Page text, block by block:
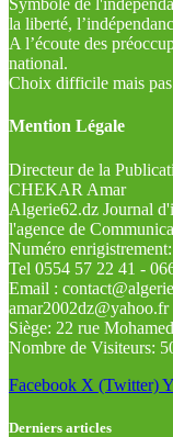
Symbole de
la liberté,
A l’écoute des
national.
Choix difficile mais
Mention Légale
Directeur de la
CHEKAR Amar
Algerie62.dz Journal
l'agence de
Numéro
Tel 0554 57 22 41 -
Email :
amar2002dz@yahoo.fr
Siège: 22 rue
Nombre de Visiteurs:
Facebook X (Twitter)
Derniers articles